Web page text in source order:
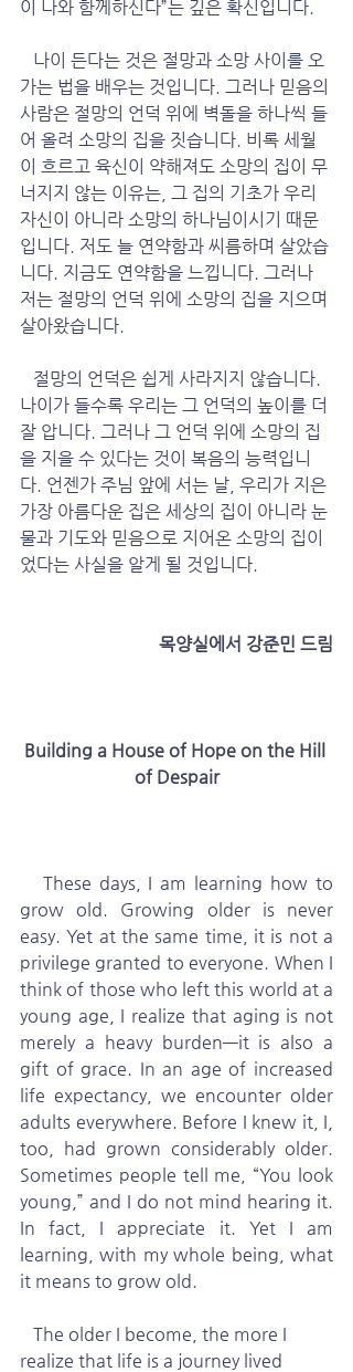
이 나와 함께하신다”는 깊은 확신입니다.
가는 법을 배우는 것입니다. 그러나 믿음의
사람은 절망의 언덕 위에 벽돌을 하나씩 들
어 올려 소망의 집을 짓습니다. 비록 세월
이 흐르고 육신이 약해져도 소망의 집이 무
너지지 않는 이유는, 그 집의 기초가 우리
자신이 아니라 소망의 하나님이시기 때문
입니다. 저도 늘 연약함과 씨름하며 살았습
니다. 지금도 연약함을 느낍니다. 그러나
저는 절망의 언덕 위에 소망의 집을 지으며
살아왔습니다.
나이가 들수록 우리는 그 언덕의 높이를 더
잘 압니다. 그러나 그 언덕 위에 소망의 집
을 지을 수 있다는 것이 복음의 능력입니
다. 언젠가 주님 앞에 서는 날, 우리가 지은
가장 아름다운 집은 세상의 집이 아니라 눈
물과 기도와 믿음으로 지어온 소망의 집이
었다는 사실을 알게 될 것입니다.
목양실에서 강준민 드림
Building a House of Hope on the Hill
of Despair
These days, I am learning how to
grow old. Growing older is never
easy. Yet at the same time, it is not a
privilege granted to everyone. When I
think of those who left this world at a
young age, I realize that aging is not
merely a heavy burden—it is also a
gift of grace. In an age of increased
life expectancy, we encounter older
adults everywhere. Before I knew it, I,
too, had grown considerably older.
Sometimes people tell me, “You look
young,” and I do not mind hearing it.
In fact, I appreciate it. Yet I am
learning, with my whole being, what
it means to grow old.
realize that life is a journey lived